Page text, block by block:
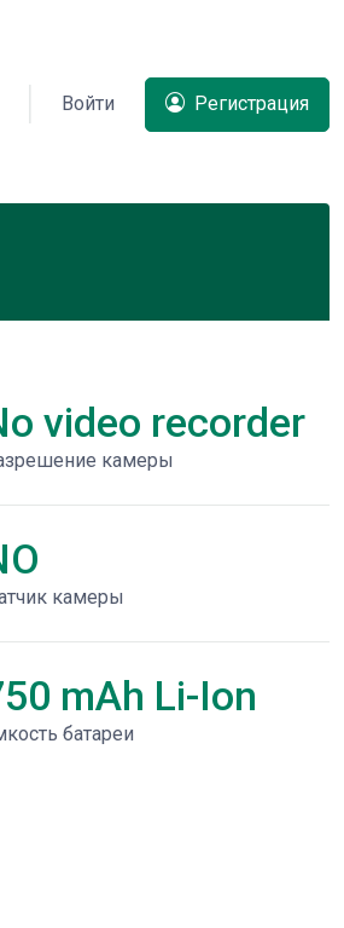
Войти Регистрация
video recorder
камеры
камеры
mAh Li-Ion
батареи